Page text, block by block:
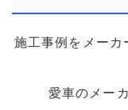
施工事例をメーカ
愛車のメー